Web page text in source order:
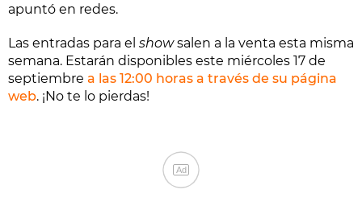
apuntó en redes.
Las entradas para el showsalen a la venta esta misma
semana. Estarán disponibles este miércoles 17 de
septiembre a las 12:00 horas a través de su página
web. ¡No te lo pierdas!
Ad